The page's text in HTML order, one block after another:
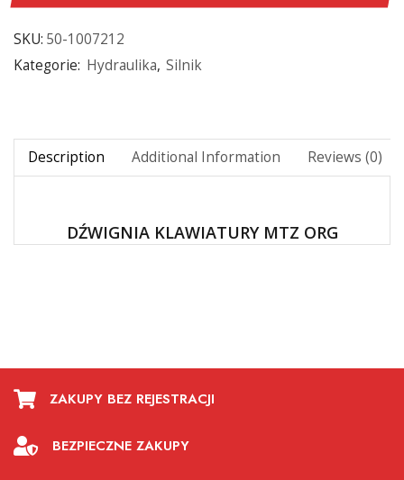
SKU: 50-1007212
Kategorie: Hydraulika, Silnik
Description Additional Information Reviews (0)
DŹWIGNIA KLAWIATURY MTZ ORG
ZAKUPY BEZ REJESTRACJI
BEZPIECZNE ZAKUPY